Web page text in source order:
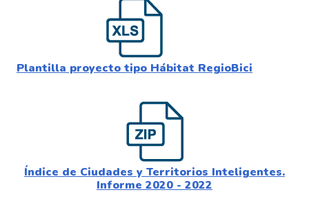
Plantilla proyecto tipo Hábitat RegioBici
Índice de Ciudades y Territorios Inteligentes.
Informe 2020 - 2022